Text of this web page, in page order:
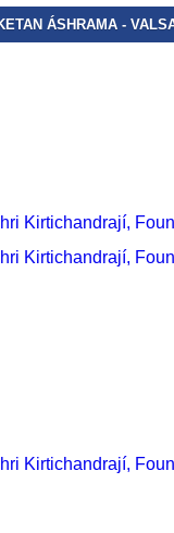
ÁSHRAMA -